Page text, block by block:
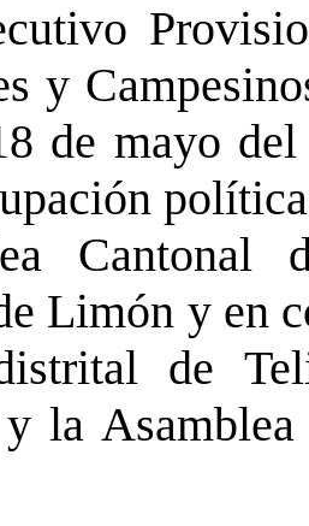
y
de mayo
Cantonal
Limón y en
de
y la